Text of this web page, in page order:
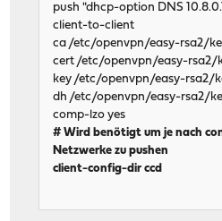
push "dhcp-option DNS
client-to-client
ca /etc/openvpn/easy-rsa2/
cert /etc/openvpn/easy-rsa2/
key /etc/openvpn/easy-rsa2/
dh /etc/openvpn/easy-rsa2/
comp-lzo yes
# Wird benötigt um je nach
Netzwerke zu pushen
client-config-dir ccd